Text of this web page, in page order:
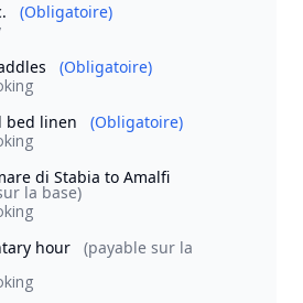
(Obligatoire)
(Obligatoire)
bed linen
(Obligatoire)
di Stabia to Amalfi
la base)
hour
(payable sur la